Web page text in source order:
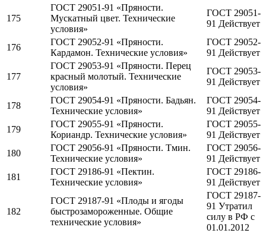
175
ГОСТ 29051-91 «Пряности.
Мускатный цвет. Технические
условия»
ГОСТ 29051-
91 Действует
176
ГОСТ 29052-91 «Пряности.
Кардамон. Технические условия»
ГОСТ 29052-
91 Действует
177
ГОСТ 29053-91 «Пряности. Перец
красный молотый. Технические
условия»
ГОСТ 29053-
91 Действует
178
ГОСТ 29054-91 «Пряности. Бадьян.
Технические условия»
ГОСТ 29054-
91 Действует
179
ГОСТ 29055-91 «Пряности.
Кориандр. Технические условия»
ГОСТ 29055-
91 Действует
180
ГОСТ 29056-91 «Пряности. Тмин.
Технические условия»
ГОСТ 29056-
91 Действует
181
ГОСТ 29186-91 «Пектин.
Технические условия»
ГОСТ 29186-
91 Действует
182
ГОСТ 29187-91 «Плоды и ягоды
быстрозамороженные. Общие
технические условия»
ГОСТ 29187-
91 Утратил
силу в РФ c
01.01.2012